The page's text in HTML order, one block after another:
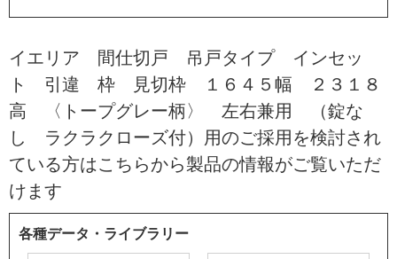
イエリア 間仕切戸 吊戸タイプ インセッ
ト 引違 枠 見切枠 １６４５幅 ２３１８
高 〈トープグレー柄〉 左右兼用 （錠な
し ラクラクローズ付）用のご採用を検討され
ている方はこちらから製品の情報がご覧いただ
けます
各種データ・ライブラリー